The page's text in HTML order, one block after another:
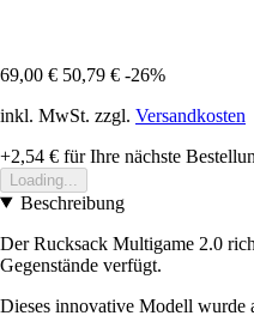
69,00 € 50,79 € -26%
inkl. MwSt. zzgl. Versandkosten
+2,54 € für Ihre nächste
Loading...
Beschreibung
Der Rucksack Multigame 2.0
Gegenstände verfügt.
Dieses innovative Modell wurde